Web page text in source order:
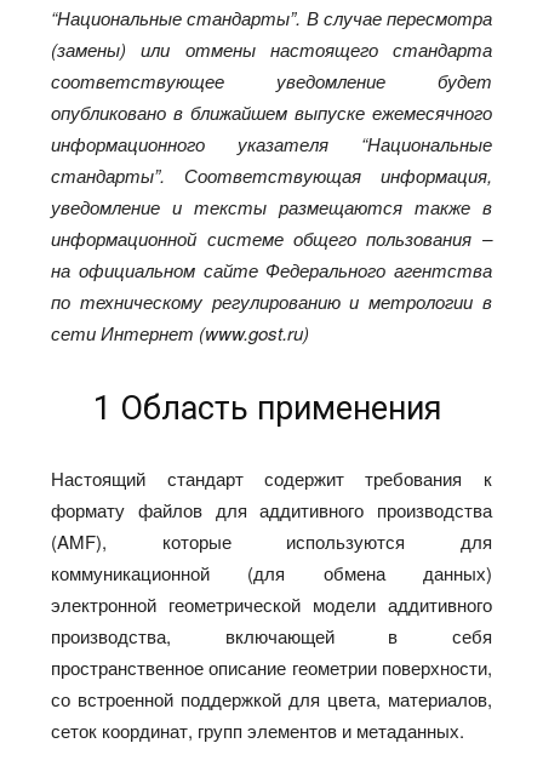
“Национальные стандарты”. В случае пересмотра
(замены) или отмены настоящего стандарта
соответствующее уведомление будет
опубликовано в ближайшем выпуске ежемесячного
информационного указателя “Национальные
стандарты”. Соответствующая информация,
уведомление и тексты размещаются также в
информационной системе общего пользования –
на официальном сайте Федерального агентства
по техническому регулированию и метрологии в
сети Интернет (www.gost.ru)
1 Область применения
Настоящий стандарт содержит требования к
формату файлов для аддитивного производства
(AMF), которые используются для
коммуникационной (для обмена данных)
электронной геометрической модели аддитивного
производства, включающей в себя
пространственное описание геометрии поверхности,
со встроенной поддержкой для цвета, материалов,
сеток координат, групп элементов и метаданных.